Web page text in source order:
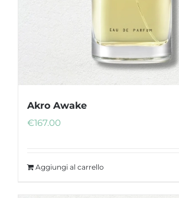
Akro Awake
€167.00
Aggiungi al carrello